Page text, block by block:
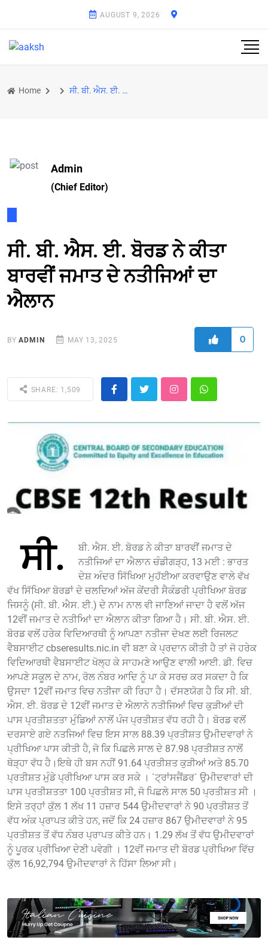
AUGUST 9, 2026
Home ਸੀ. ਬੀ. ਐਸ. ਈ. ਬੋਰਡ ਨੇ ਕੀਤਾ ਬਾਰਵੀਂ ਜਮਾਤ ਦੇ ਨਤੀਜਿਆਂ ਦਾ ਐਲਾਨ
Admin
(Chief Editor)
ਸੀ. ਬੀ. ਐਸ. ਈ. ਬੋਰਡ ਨੇ ਕੀਤਾ
ਬਾਰਵੀਂ ਜਮਾਤ ਦੇ ਨਤੀਜਿਆਂ ਦਾ
ਐਲਾਨ
BYADMIN MAY 13, 2025 0
SHARE: 1,509
ਸੀ.
ਬੀ. ਐਸ. ਈ. ਬੋਰਡ ਨੇ ਕੀਤਾ ਬਾਰਵੀਂ ਜਮਾਤ ਦੇ
ਨਤੀਜਿਆਂ ਦਾ ਐਲਾਨ ਚੰਡੀਗੜ੍ਹ, 13 ਮਈ : ਭਾਰਤ
ਦੇਸ਼ ਅੰਦਰ ਸਿੱਖਿਆ ਮੁਹੱਈਆ ਕਰਵਾਉਣ ਵਾਲੇ ਵੱਖ
ਵੱਖ ਸਿੱਖਿਆ ਬੋਰਡਾਂ ਦੇ ਚਲਦਿਆਂ ਅੱਜ ਕੇਂਦਰੀ ਸੈਕੰਡਰੀ ਪ੍ਰੀਖਿਆ ਬੋਰਡ
ਜਿਸਨੂੰ (ਸੀ. ਬੀ. ਐਸ. ਈ.) ਦੇ ਨਾਮ ਨਾਲ ਵੀ ਜਾਣਿਆਂ ਜਾਦਾ ਹੈ ਵਲੋਂ ਅੱਜ
12ਵੀਂ ਜਮਾਤ ਦੇ ਨਤੀਅਿਾਂ ਦਾ ਐਲਾਨ ਕੀਤਾ ਗਿਆ ਹੈ। ਸੀ. ਬੀ. ਐਸ. ਈ.
ਬੋਰਡ ਵਲੋਂ ਹਰੇਕ ਵਿਦਿਆਰਥੀ ਨੂੰ ਆਪਣਾ ਨਤੀਜਾ ਦੇਖਣ ਲਈ ਰਿਜਲਟ
ਵੈਬਸਾਈਟ cbseresults.nic.in ਵੀ ਬਣਾ ਕੇ ਪ੍ਰਦਾਨ ਕੀਤੀ ਹੈ ਤਾਂ ਜੋ ਹਰੇਕ
ਵਿਦਿਆਰਥੀ ਵੈਬਸਾਈਟ ਖੋਲ੍ਹ ਕੇ ਸਾਹਮਣੇ ਆਉਣ ਵਾਲੀ ਆਈ. ਡੀ. ਵਿਚ
ਆਪਣੇ ਸਕੂਲ ਦੇ ਨਾਮ, ਰੋਲ ਨੰਬਰ ਆਦਿ ਨੂੰ ਪਾ ਕੇ ਸਰਚ ਕਰ ਸਕਦਾ ਹੈ ਕਿ
ਉਸਦਾ 12ਵੀਂ ਜਮਾਤ ਵਿਚ ਨਤੀਜਾ ਕੀ ਰਿਹਾ ਹੈ। ਦੱਸਣਯੋਗ ਹੈ ਕਿ ਸੀ. ਬੀ.
ਐਸ. ਈ. ਬੋਰਡ ਦੇ 12ਵੀਂ ਜਮਾਤ ਦੇ ਐਲਾਨੇ ਨਤੀਜਿਆਂ ਵਿਚ ਕੁੜੀਆਂ ਦੀ
ਪਾਸ ਪ੍ਰਤੀਸ਼ਤਤਾ ਮੁੰਡਿਆਂ ਨਾਲੋਂ ਪੰਜ ਪ੍ਰਤੀਸ਼ਤ ਵੱਧ ਰਹੀ ਹੈ। ਬੋਰਡ ਵਲੋਂ
ਦਰਸਾਏ ਗਏ ਨਤਜਿਆਂ ਵਿਚ ਇਸ ਸਾਲ 88.39 ਪ੍ਰਤੀਸ਼ਤ ਉਮੀਦਵਾਰਾਂ ਨੇ
ਪ੍ਰੀਖਿਆ ਪਾਸ ਕੀਤੀ ਹੈ, ਜੋ ਕਿ ਪਿਛਲੇ ਸਾਲ ਦੇ 87.98 ਪ੍ਰਤੀਸ਼ਤ ਨਾਲੋਂ
ਥੋੜ੍ਹਾ ਵੱਧ ਹੈ।ਇਥੇ ਹੀ ਬਸ ਨਹੀਂ 91.64 ਪ੍ਰਤੀਸ਼ਤ ਕੁੜੀਆਂ ਅਤੇ 85.70
ਪ੍ਰਤੀਸ਼ਤ ਮੁੰਡੇ ਪ੍ਰੀਖਿਆ ਪਾਸ ਕਰ ਸਕੇ । `ਟ੍ਰਾਂਸਜੈਂਡਰ` ਉਮੀਦਵਾਰਾਂ ਦੀ
ਪਾਸ ਪ੍ਰਤੀਸ਼ਤਤਾ 100 ਪ੍ਰਤੀਸ਼ਤ ਸੀ, ਜੋ ਪਿਛਲੇ ਸਾਲ 50 ਪ੍ਰਤੀਸ਼ਤ ਸੀ ।
ਇਸੇ ਤਰ੍ਹਾਂ ਕੁੱਲ 1 ਲੱਖ 11 ਹਜ਼ਾਰ 544 ਉਮੀਦਵਾਰਾਂ ਨੇ 90 ਪ੍ਰਤੀਸ਼ਤ ਤੋਂ
ਵੱਧ ਅੰਕ ਪ੍ਰਾਪਤ ਕੀਤੇ ਹਨ, ਜਦੋਂ ਕਿ 24 ਹਜ਼ਾਰ 867 ਉਮੀਦਵਾਰਾਂ ਨੇ 95
ਪ੍ਰਤੀਸ਼ਤ ਤੋਂ ਵੱਧ ਨੰਬਰ ਪ੍ਰਾਪਤ ਕੀਤੇ ਹਨ। 1.29 ਲੱਖ ਤੋਂ ਵੱਧ ਉਮੀਦਵਾਰਾਂ
ਨੂੰ ਪੂਰਕ ਪ੍ਰੀਖਿਆ ਦੇਣੀ ਪਵੇਗੀ । 12ਵੀਂ ਜਮਾਤ ਦੀ ਬੋਰਡ ਪ੍ਰੀਖਿਆ ਵਿੱਚ
ਕੁੱਲ 16,92,794 ਉਮੀਦਵਾਰਾਂ ਨੇ ਹਿੱਸਾ ਲਿਆ ਸੀ।